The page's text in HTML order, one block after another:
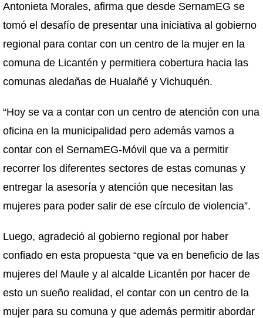
Antonieta Morales, afirma que desde SernamEG se
tomó el desafío de presentar una iniciativa al gobierno
regional para contar con un centro de la mujer en la
comuna de Licantén y permitiera cobertura hacia las
comunas aledañas de Hualañé y Vichuquén.
“Hoy se va a contar con un centro de atención con una
oficina en la municipalidad pero además vamos a
contar con el SernamEG-Móvil que va a permitir
recorrer los diferentes sectores de estas comunas y
entregar la asesoría y atención que necesitan las
mujeres para poder salir de ese círculo de violencia”.
Luego, agradeció al gobierno regional por haber
confiado en esta propuesta “que va en beneficio de las
mujeres del Maule y al alcalde Licantén por hacer de
esto un sueño realidad, el contar con un centro de la
mujer para su comuna y que además permitir abordar